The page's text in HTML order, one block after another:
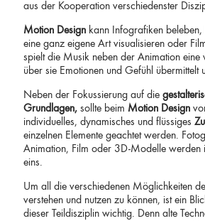
aus der Kooperation verschiedenster
Motion Design kann Infografiken
eine ganz eigene Art visualisieren oder
spielt die Musik neben der Animation eine
über sie Emotionen und Gefühl übermittelt
Neben der Fokussierung auf die
Grundlagen, sollte beim Motion Design
individuelles, dynamisches und flüssiges
einzelnen Elemente geachtet werden.
Animation, Film oder 3D-Modelle werden
eins.
Um all die verschiedenen Möglichkeiten
verstehen und nutzen zu können, ist ein
dieser Teildisziplin wichtig. Denn alte